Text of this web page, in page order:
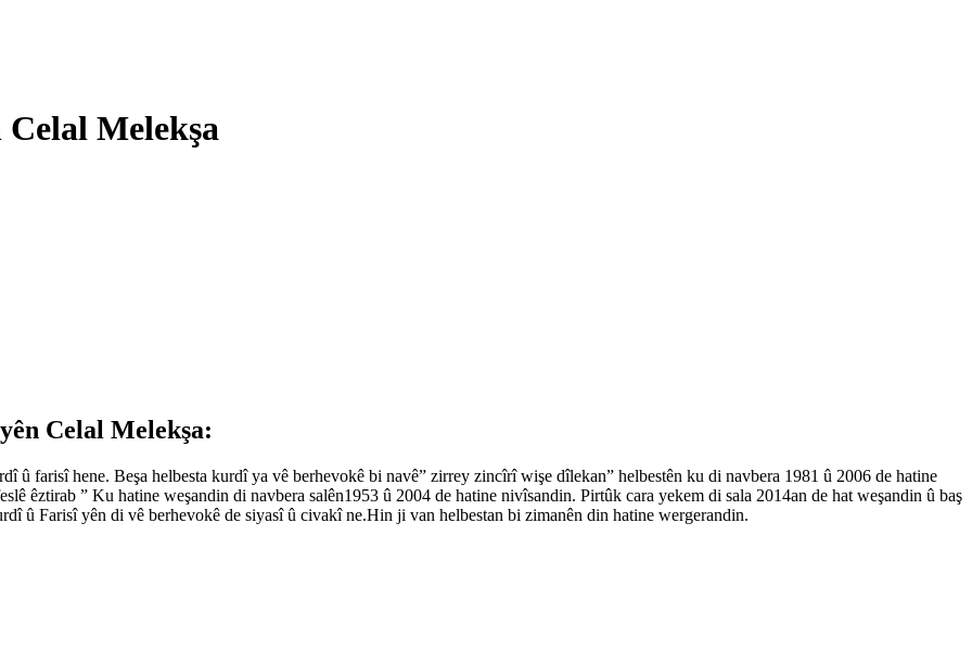
Celal Melekşa
Celal Melekşa:
û farisî hene. Beşa helbesta kurdî ya vê berhevokê bi navê” zirrey zincîrî wişe dîlekan” helbestên ku di navbera 1981 û 2006 de hatine
êztirab ” Ku hatine weşandin di navbera salên1953 û 2004 de hatine nivîsandin. Pirtûk cara yekem di sala 2014an de hat weşandin û baş
û Farisî yên di vê berhevokê de siyasî û civakî ne.Hin ji van helbestan bi zimanên din hatine wergerandin.